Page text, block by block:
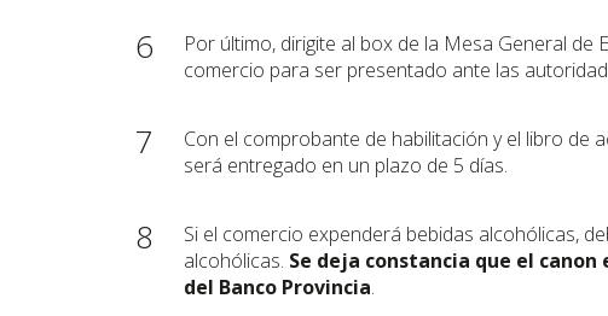
6
Por último, dirigite al box de la Mesa General
comercio para ser presentado ante las
7
Con el comprobante de habilitación y el libro de
será entregado en un plazo de 5 días.
8
Si el comercio expenderá bebidas alcohólicas,
alcohólicas. Se deja constancia que el
del Banco Provincia.